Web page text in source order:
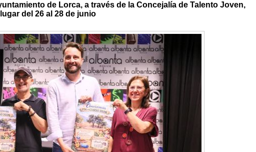
de Lorca, a través de la Concejalía de Talento Joven,
del 26 al 28 de junio